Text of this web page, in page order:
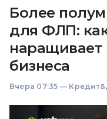
Более
для ФЛП:
бизнеса
Вчера 07:35 —